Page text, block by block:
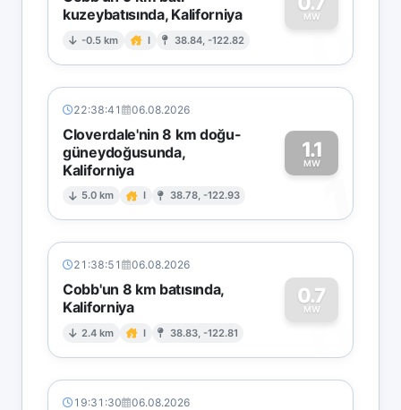
kuzeybatısında, Kaliforniya
-0.5 km I 38.84, -122.82
MW
0
22:38:41 06.08.2026
Cloverdale'nin 8 km doğu-
güneydoğusunda,
Kaliforniya
5.0 km I 38.78, -122.93
1.1
MW
1
21:38:51 06.08.2026
Cobb'un 8 km batısında,
Kaliforniya
2.4 km I 38.83, -122.81
0.7
MW
0
19:31:30 06.08.2026